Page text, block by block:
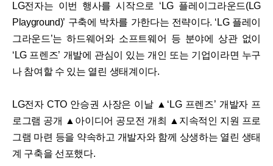
LG전자는 이번 행사를 시작으로 ‘LG 플레이그라운드(LG
Playground)’ 구축에 박차를 가한다는 전략이다. ‘LG 플레이
그라운드’는 하드웨어와 소프트웨어 등 분야에 상관 없이
‘LG 프렌즈’ 개발에 관심이 있는 개인 또는 기업이라면 누구
나 참여할 수 있는 열린 생태계이다.
LG전자 CTO 안승권 사장은 이날 ▲‘LG 프렌즈’ 개발자 프
로그램 공개 ▲아이디어 공모전 개최 ▲지속적인 지원 프로
그램 마련 등을 약속하고 개발자와 함께 상생하는 열린 생태
계 구축을 선포했다.